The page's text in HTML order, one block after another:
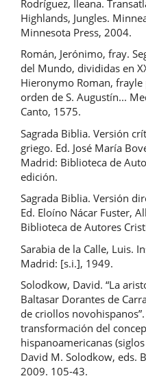
Rodríguez, Ileana.
Highlands, Jungles.
Minnesota Press, 2004.
Román, Jerónimo, fray.
del Mundo, divididas en
Hieronymo Roman,
orden de S. Augustín...
Canto, 1575.
Sagrada Biblia. Versión
griego. Ed. José María
Madrid: Biblioteca de
edición.
Sagrada Biblia. Versión
Ed. Eloíno Nácar Fuster,
Biblioteca de Autores
Sarabia de la Calle, Luis.
Madrid: [s.i.], 1949.
Solodkow, David. “La
Baltasar Dorantes de
de criollos
transformación del
hispanoamericanas
David M. Solodkow, eds.
2009. 105-43.